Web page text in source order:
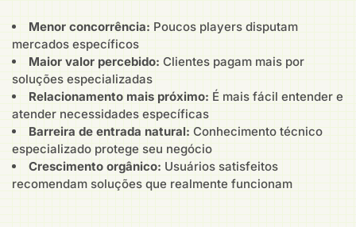
Menor concorrência: Poucos players disputam
mercados específicos
Maior valor percebido: Clientes pagam mais por
soluções especializadas
Relacionamento mais próximo: É mais fácil entender e
atender necessidades específicas
Barreira de entrada natural: Conhecimento técnico
especializado protege seu negócio
Crescimento orgânico: Usuários satisfeitos
recomendam soluções que realmente funcionam